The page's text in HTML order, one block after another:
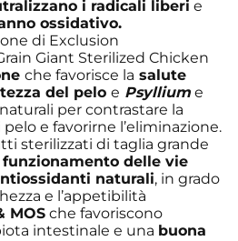
i radicali liberi e
ossidativo.
di Exclusion
Giant Sterilized Chicken
che favorisce la salute
del pelo e Psyllium e
per contrastare la
e favorirne l’eliminazione.
sterilizzati di taglia grande
delle vie
naturali, in grado
e l’appetibilità
MOS che favoriscono
intestinale e una buona